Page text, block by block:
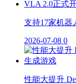
支持17家机器
2026-07-08 0
性能大提升